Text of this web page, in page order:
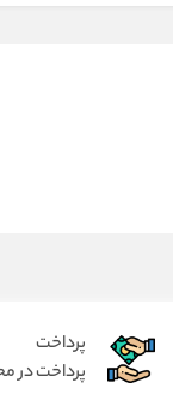
پرداخت
پرداخت در